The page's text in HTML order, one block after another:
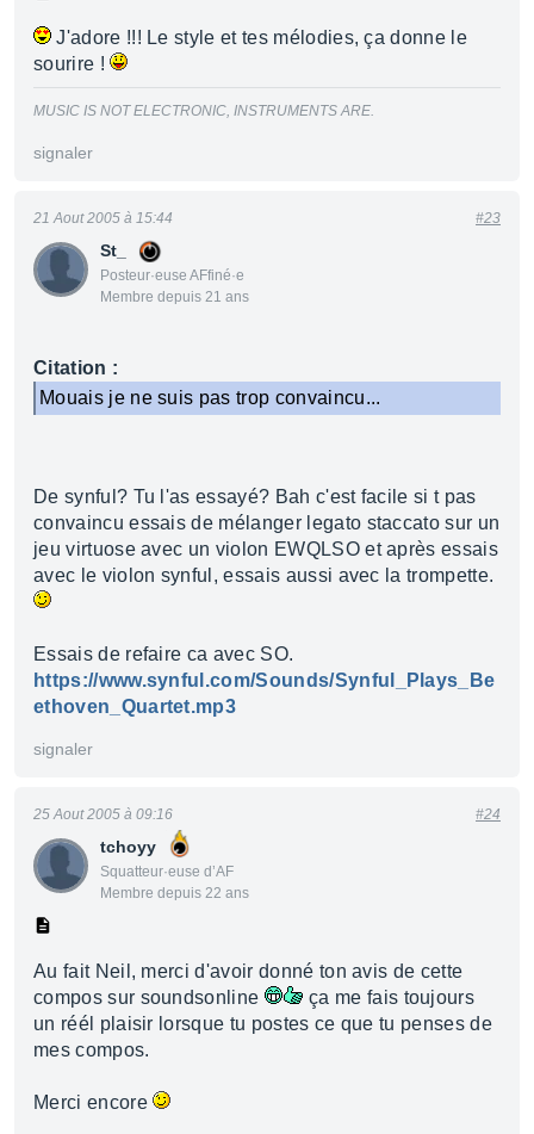
J'adore !!! Le style et tes mélodies, ça donne le
sourire !
MUSIC IS NOT ELECTRONIC, INSTRUMENTS ARE.
signaler
St_
Posteur·euse AFfiné·e
Membre depuis 21 ans
21 Aout 2005 à 15:44 #23
Citation :
Mouais je ne suis pas trop convaincu...
De synful? Tu l'as essayé? Bah c'est facile si t pas
convaincu essais de mélanger legato staccato sur un
jeu virtuose avec un violon EWQLSO et après essais
avec le violon synful, essais aussi avec la trompette.
Essais de refaire ca avec SO.
https://www.synful.com/Sounds/Synful_Plays_Be
ethoven_Quartet.mp3
signaler
tchoyy
Squatteur·euse d’AF
Membre depuis 22 ans
25 Aout 2005 à 09:16 #24
Au fait Neil, merci d'avoir donné ton avis de cette
compos sur soundsonline
ça me fais toujours
un réél plaisir lorsque tu postes ce que tu penses de
mes compos.
Merci encore